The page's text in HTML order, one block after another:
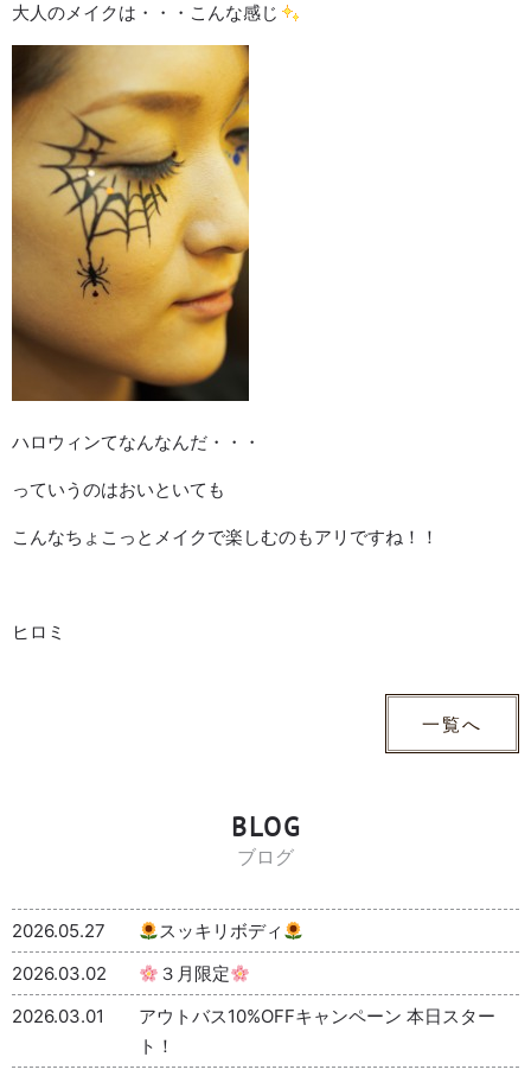
大人のメイクは・・・こんな感じ
ハロウィンてなんなんだ・・・
っていうのはおいといても
こんなちょこっとメイクで楽しむのもアリですね！！
ヒロミ
一覧へ
BLOG
ブログ
2026.05.27
スッキリボディ
2026.03.02
３月限定
2026.03.01
アウトバス10%OFFキャンペーン 本日スター
ト！